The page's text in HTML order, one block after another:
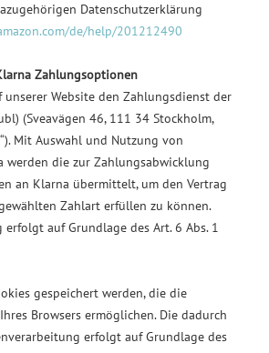
Datenschutzerklärung
de/help/201212490
Zahlungsoptionen
unserer Website den Zahlungsdienst der
(Sveavägen 46, 111 34 Stockholm,
Mit Auswahl und Nutzung von
werden die zur Zahlungsabwicklung
an Klarna übermittelt, um den Vertrag
Zahlart erfüllen zu können.
erfolgt auf Grundlage des Art. 6 Abs. 1
gespeichert werden, die die
Browsers ermöglichen. Die dadurch
erfolgt auf Grundlage des